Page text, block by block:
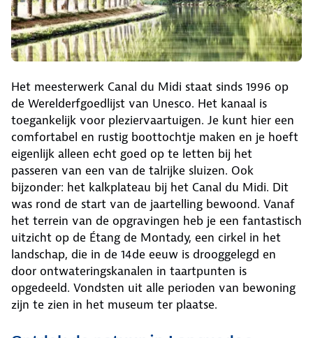
Het meesterwerk Canal du Midi staat sinds 1996 op
de Werelderfgoedlijst van Unesco. Het kanaal is
toegankelijk voor pleziervaartuigen. Je kunt hier een
comfortabel en rustig boottochtje maken en je hoeft
eigenlijk alleen echt goed op te letten bij het
passeren van een van de talrijke sluizen. Ook
bijzonder: het kalkplateau bij het Canal du Midi. Dit
was rond de start van de jaartelling bewoond. Vanaf
het terrein van de opgravingen heb je een fantastisch
uitzicht op de Étang de Montady, een cirkel in het
landschap, die in de 14de eeuw is drooggelegd en
door ontwateringskanalen in taartpunten is
opgedeeld. Vondsten uit alle perioden van bewoning
zijn te zien in het museum ter plaatse.